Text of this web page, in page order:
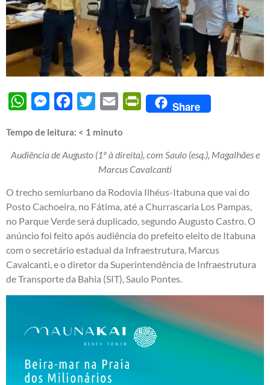
WhatsAppMessengerFacebook
Twitter Email PrintFriendly
Share
Tempo de leitura: < 1 minuto
Audiência de Augusto (1º à direita), com Saulo (esq.), Magalhães e
Marcus Cavalcanti
O trecho semiurbano da Rodovia Ilhéus-Itabuna que vai do
Posto Cachoeira, no Fátima, até a Churrascaria Los Pampas,
no Parque Verde será duplicado, segundo Augusto Castro. O
anúncio foi feito após audiência do prefeito eleito de Itabuna
com o secretário estadual da Infraestrutura, Marcus
Cavalcanti, e o diretor da Superintendência de Infraestrutura
de Transporte da Bahia (SIT), Saulo Pontes.